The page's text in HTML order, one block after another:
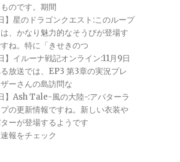
のです。期間
】星のドラゴンクエスト:このループ
、かなり魅力的なそうびが登場す
ね。特に「きせきのつ
】イルーナ戦記オンライン:11月9日
放送では、EP3 第3章の実況プレ
ーさんの島訪問な
日】Ash Tale-風の大陸-:アバターラ
の更新情報ですね。新しい衣装や
ーが登場するようです
報をチェック